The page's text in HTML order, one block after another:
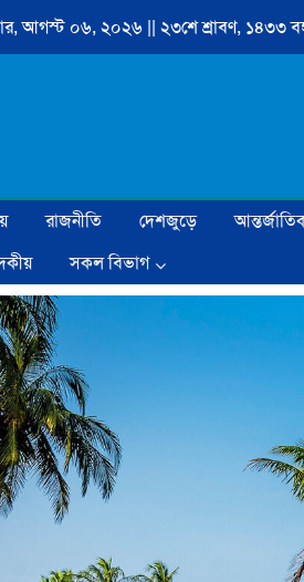
আগস্ট ০৬, ২০২৬ || ২৩শে শ্রাবণ, ১৪৩৩
রাজনীতি দেশজুড়ে
সকল বিভাগ